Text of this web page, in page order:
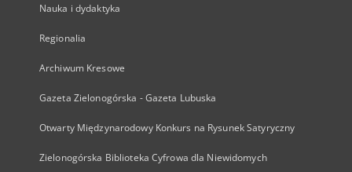
Nauka i dydaktyka
Regionalia
Archiwum Kresowe
Gazeta Zielonogórska - Gazeta Lubuska
Otwarty Międzynarodowy Konkurs na Rysunek Satyryczny
Zielonogórska Biblioteka Cyfrowa dla Niewidomych